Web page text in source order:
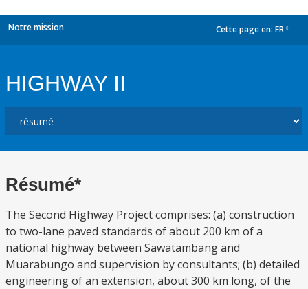
Notre mission Cette page en: FR
HIGHWAY II
Résumé*
The Second Highway Project comprises: (a) construction
to two-lane paved standards of about 200 km of a
national highway between Sawatambang and
Muarabungo and supervision by consultants; (b) detailed
engineering of an extension, about 300 km long, of the